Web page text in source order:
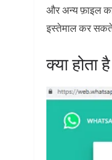
और अन्य फ़ाइल
इस्तेमाल कर
क्या